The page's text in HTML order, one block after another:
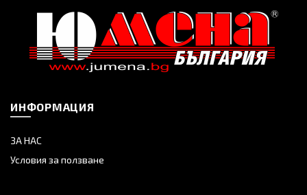
ИНФОРМАЦИЯ
ЗА НАС
Условия за ползване